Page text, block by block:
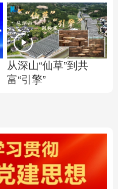
从深山“仙草”到共
富“引擎”